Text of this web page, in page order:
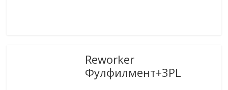
Reworker
Фулфилмент+3PL